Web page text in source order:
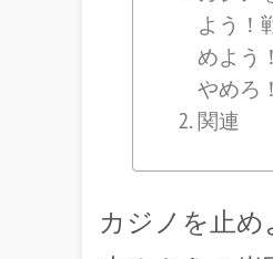
よう！
めよう
やめろ
関連
カジノを止め